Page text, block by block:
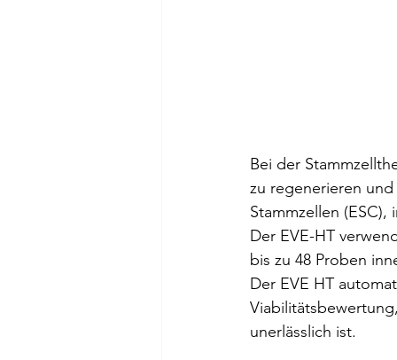
Bei der
zu regenerieren
Stammzellen
Der EVE-HT
bis zu 48 Proben
Der EVE HT
unerlässlich ist.